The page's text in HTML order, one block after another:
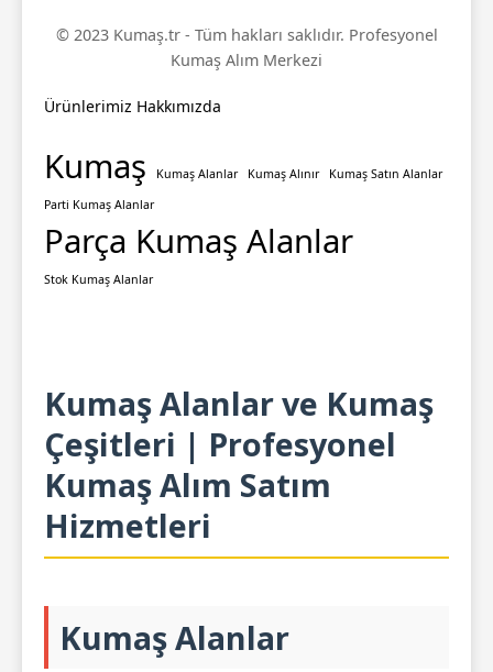
© 2023 Kumaş.tr - Tüm hakları saklıdır. Profesyonel
Kumaş Alım Merkezi
Ürünlerimiz Hakkımızda
Kumaş Kumaş Alanlar Kumaş Alınır
Kumaş Satın Alanlar
Parti Kumaş Alanlar
Parça Kumaş Alanlar
Stok Kumaş Alanlar
Kumaş Alanlar ve Kumaş
Çeşitleri | Profesyonel
Kumaş Alım Satım
Hizmetleri
Kumaş Alanlar